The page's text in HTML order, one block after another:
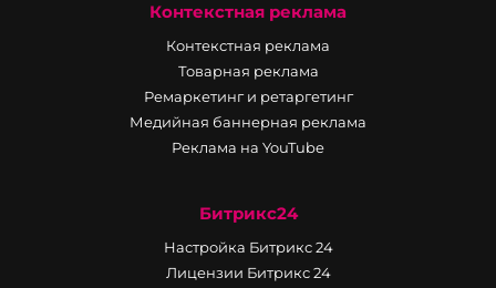
Контекстная реклама
Контекстная реклама
Товарная реклама
Ремаркетинг и ретаргетинг
Медийная баннерная реклама
Реклама на YouTube
Битрикс24
Настройка Битрикс 24
Лицензии Битрикс 24